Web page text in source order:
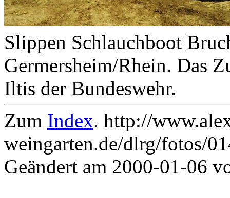
Slippen Schlauchboot
Germersheim/Rhein. Das
Iltis der Bundeswehr.
Zum Index. http://
weingarten.de/dlrg/fotos/
Geändert am 2000-01-06